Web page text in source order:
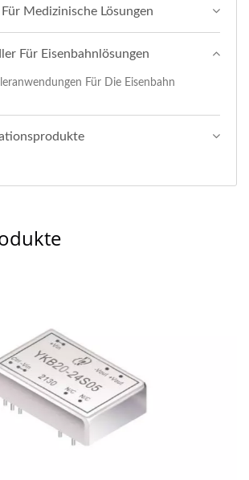
Medizinische Lösungen
Für Eisenbahnlösungen
Für Die Eisenbahn